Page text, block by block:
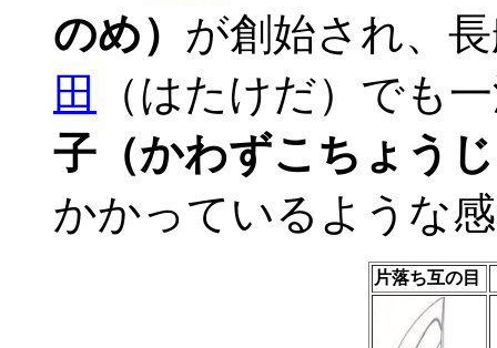
のめ） が創始され、
田
（はたけだ）でも
子（かわずこちょう
かかっているような
片落ち互の目